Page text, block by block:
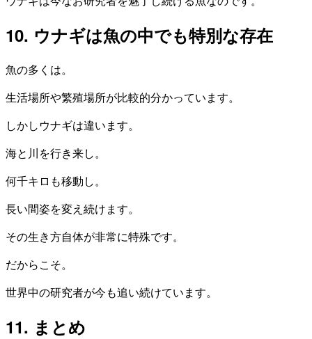
10. ウナギは魚の中でも特別な存在
魚の多くは。
生活場所や繁殖場所が比較的分かっています。
しかしウナギは違います。
海と川を行き来し。
何千キロも移動し。
長い間姿を変え続けます。
その生き方自体が非常に特殊です。
だからこそ。
世界中の研究者が今も追い続けています。
11. まとめ